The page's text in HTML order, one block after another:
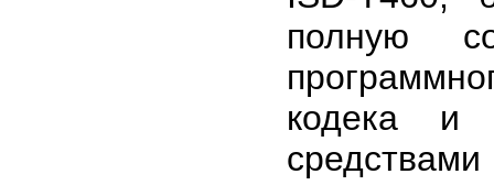
полную
кодека и